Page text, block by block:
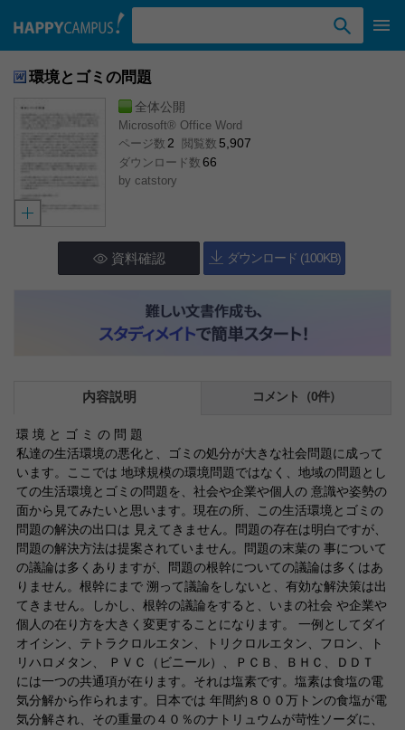
環境とゴミの問題
全体公開
Microsoft® Office Word
ページ数 2 閲覧数 5,907
ダウンロード数 66
by catstory
資料確認 ダウンロード (100KB)
内容説明 コメント（0件）
環 境 と ゴ ミ の 問 題
私達の生活環境の悪化と、ゴミの処分が大きな社会問題に成って
います。ここでは 地球規模の環境問題ではなく、地域の問題とし
ての生活環境とゴミの問題を、社会や企業や個人の 意識や姿勢の
面から見てみたいと思います。現在の所、この生活環境とゴミの
問題の解決の出口は 見えてきません。問題の存在は明白ですが、
問題の解決方法は提案されていません。問題の末葉の 事について
の議論は多くありますが、問題の根幹についての議論は多くはあ
りません。根幹にまで 溯って議論をしないと、有効な解決策は出
てきません。しかし、根幹の議論をすると、いまの社会 や企業や
個人の在り方を大きく変更することになります。 一例としてダイ
オイシン、テトラクロルエタン、トリクロルエタン、フロン、ト
リハロメタン、 ＰＶＣ（ビニール）、ＰＣＢ、ＢＨＣ、ＤＤＴ
には一つの共通項が在ります。それは塩素です。塩素は食塩の電
気分解から作られます。日本では 年間約８００万トンの食塩が電
気分解され、その重量の４０％のナトリュウムが苛性ソーダに、